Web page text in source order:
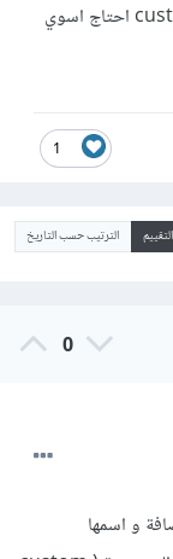
يعني يوجد لدي منتجات وبها حقول custom fields احتاج اسوي
1
الترتيب حسب التاريخ
0
و اسمها